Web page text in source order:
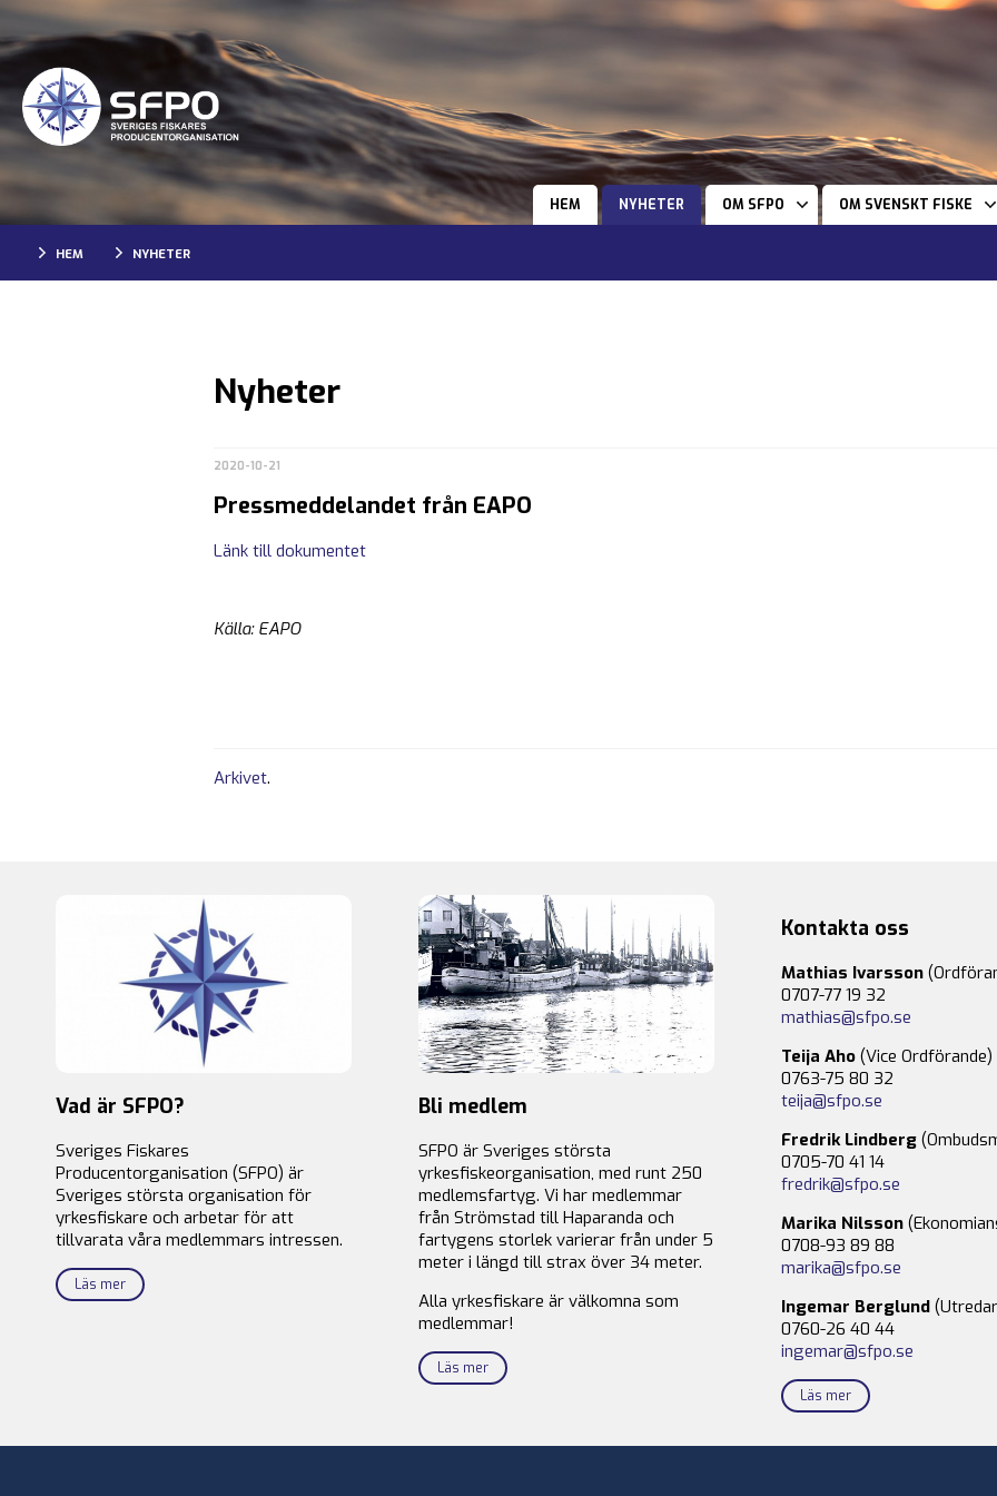
HEM NYHETER OM SFPO OM SVENSKT FISKE
HEM NYHETER
Nyheter
2020-10-21
Pressmeddelandet från EAPO
Länk till dokumentet
Källa: EAPO
Arkivet.
Vad är SFPO?
Sveriges Fiskares
Producentorganisation (SFPO) är
Sveriges största organisation för
yrkesfiskare och arbetar för att
tillvarata våra medlemmars intressen.
Läs mer
Bli medlem
SFPO är Sveriges största
yrkesfiskeorganisation, med runt 250
medlemsfartyg. Vi har medlemmar
från Strömstad till Haparanda och
fartygens storlek varierar från under 5
meter i längd till strax över 34 meter.
Alla yrkesfiskare är välkomna som
medlemmar!
Läs mer
Kontakta oss
Mathias Ivarsson
0707-77 19 32
mathias@sfpo.se
Teija Aho (Vice Ordförande)
0763-75 80 32
teija@sfpo.se
Fredrik Lindberg
0705-70 41 14
fredrik@sfpo.se
Marika Nilsson
0708-93 89 88
marika@sfpo.se
Ingemar Berglund
0760-26 40 44
ingemar@sfpo.se
Läs mer